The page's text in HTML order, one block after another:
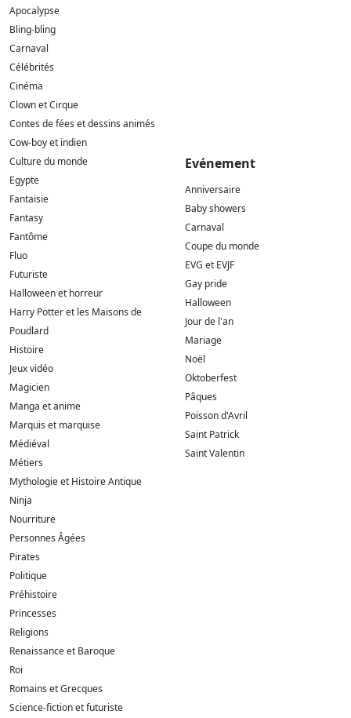
Apocalypse
Bling-bling
Carnaval
Célébrités
Cinéma
Clown et Cirque
Contes de fées et dessins animés
Cow-boy et indien
Culture du monde
Egypte
Fantaisie
Fantasy
Fantôme
Fluo
Futuriste
Halloween et horreur
Harry Potter et les Maisons de
Poudlard
Histoire
Jeux vidéo
Magicien
Manga et anime
Marquis et marquise
Médiéval
Métiers
Mythologie et Histoire Antique
Ninja
Nourriture
Personnes Âgées
Pirates
Politique
Préhistoire
Princesses
Religions
Renaissance et Baroque
Roi
Romains et Grecques
Science-fiction et futuriste
Evénement
Anniversaire
Baby showers
Carnaval
Coupe du monde
EVG et EVJF
Gay pride
Halloween
Jour de l'an
Mariage
Noël
Oktoberfest
Pâques
Poisson d'Avril
Saint Patrick
Saint Valentin